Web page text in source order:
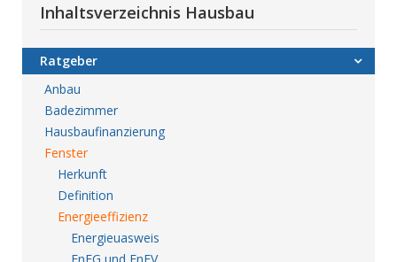
Inhaltsverzeichnis Hausbau
Ratgeber
Anbau
Badezimmer
Hausbaufinanzierung
Fenster
Herkunft
Definition
Energieeffizienz
Energieuasweis